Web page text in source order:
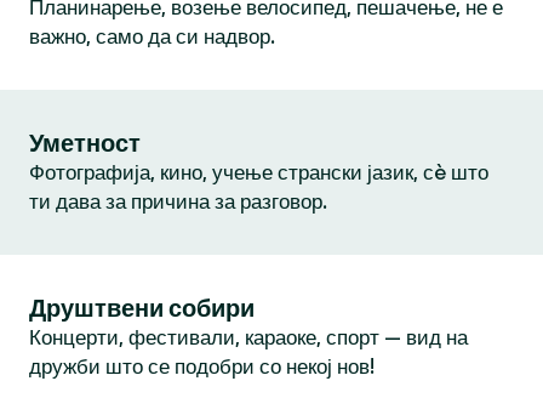
Планинарење, возење велосипед, пешачење, не е
важно, само да си надвор.
Уметност
Фотографија, кино, учење странски јазик, сè што
ти дава за причина за разговор.
Друштвени собири
Концерти, фестивали, караоке, спорт — вид на
дружби што се подобри со некој нов!